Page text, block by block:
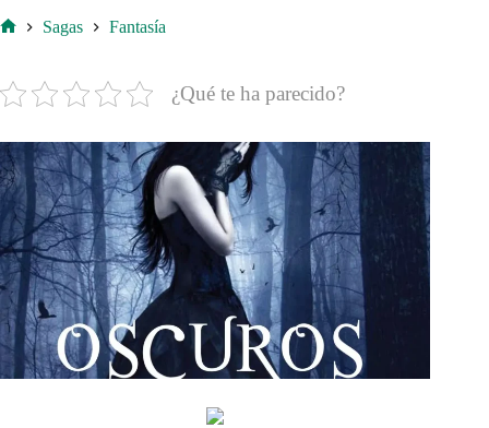
Sagas Fantasía
¿Qué te ha parecido?